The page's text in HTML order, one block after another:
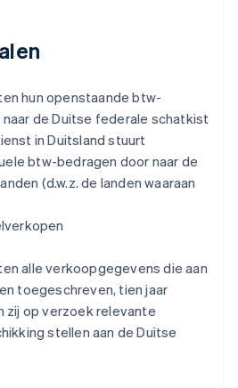
hun openstaande btw-
de Duitse federale schatkist
in Duitsland stuurt
btw-bedragen door naar de
(d.w.z. de landen waaraan
alle verkoopgegevens die aan
toegeschreven, tien jaar
zij op verzoek relevante
stellen aan de Duitse